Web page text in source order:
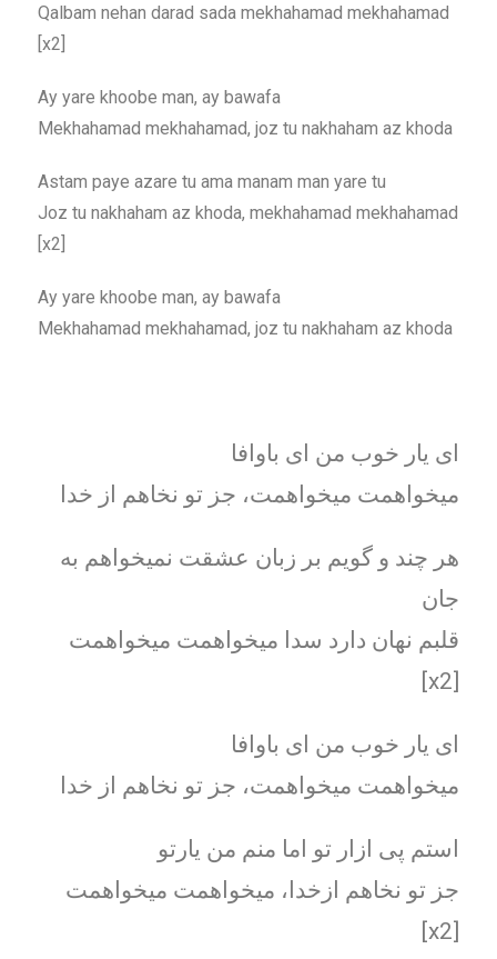
Qalbam nehan darad sada mekhahamad mekhahamad
[x2]
Ay yare khoobe man, ay bawafa
Mekhahamad mekhahamad, joz tu nakhaham az khoda
Astam paye azare tu ama manam man yare tu
Joz tu nakhaham az khoda, mekhahamad mekhahamad
[x2]
Ay yare khoobe man, ay bawafa
Mekhahamad mekhahamad, joz tu nakhaham az khoda
ای یار خوب من ای باوافا
میخواهمت میخواهمت، جز تو نخاهم از خدا
هر چند و گویم بر زبان عشقت نمیخواهم به
جان
قلبم نهان دارد سدا میخواهمت میخواهمت
[x2]
ای یار خوب من ای باوافا
میخواهمت میخواهمت، جز تو نخاهم از خدا
استم پی ازار تو اما منم من یارتو
جز تو نخاهم ازخدا، میخواهمت میخواهمت
[x2]